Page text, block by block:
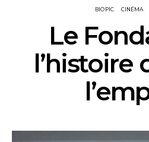
BIOPIC CINÉMA
Le
l’histoire